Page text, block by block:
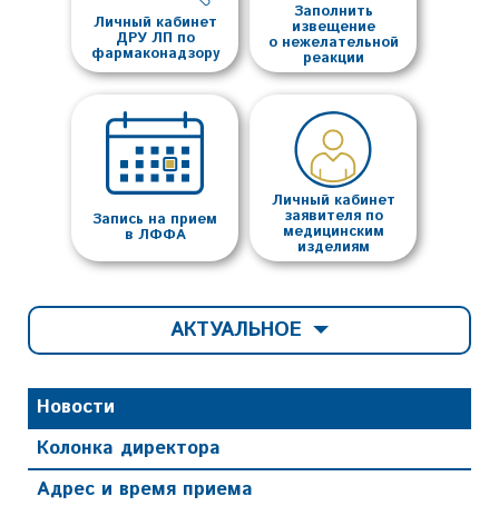
Личный кабинет
ДРУ ЛП по
фармаконадзору
Заполнить
извещение
о нежелательной
реакции
Запись на прием
в ЛФФА
Личный кабинет
заявителя по
медицинским
изделиям
Новости
Колонка директора
Адрес и время приема
АКТУАЛЬНОЕ